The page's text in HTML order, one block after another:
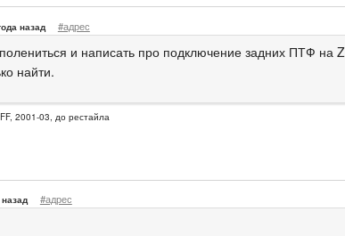
назад #адрес
и написать про подключение задних ПТФ на
найти.
2001-03, до рестайла
#адрес